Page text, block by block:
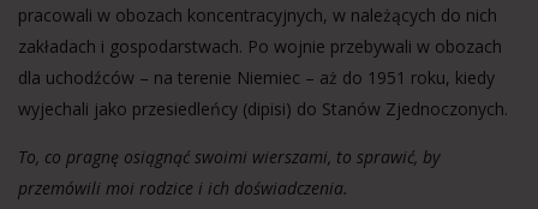
pracowali w obozach koncentracyjnych, w należących do nich
zakładach i gospodarstwach. Po wojnie przebywali w obozach
dla uchodźców – na terenie Niemiec – aż do 1951 roku, kiedy
wyjechali jako przesiedleńcy (dipisi) do Stanów Zjednoczonych.
To, co pragnę osiągnąć swoimi wierszami, to sprawić, by
przemówili moi rodzice i ich doświadczenia.